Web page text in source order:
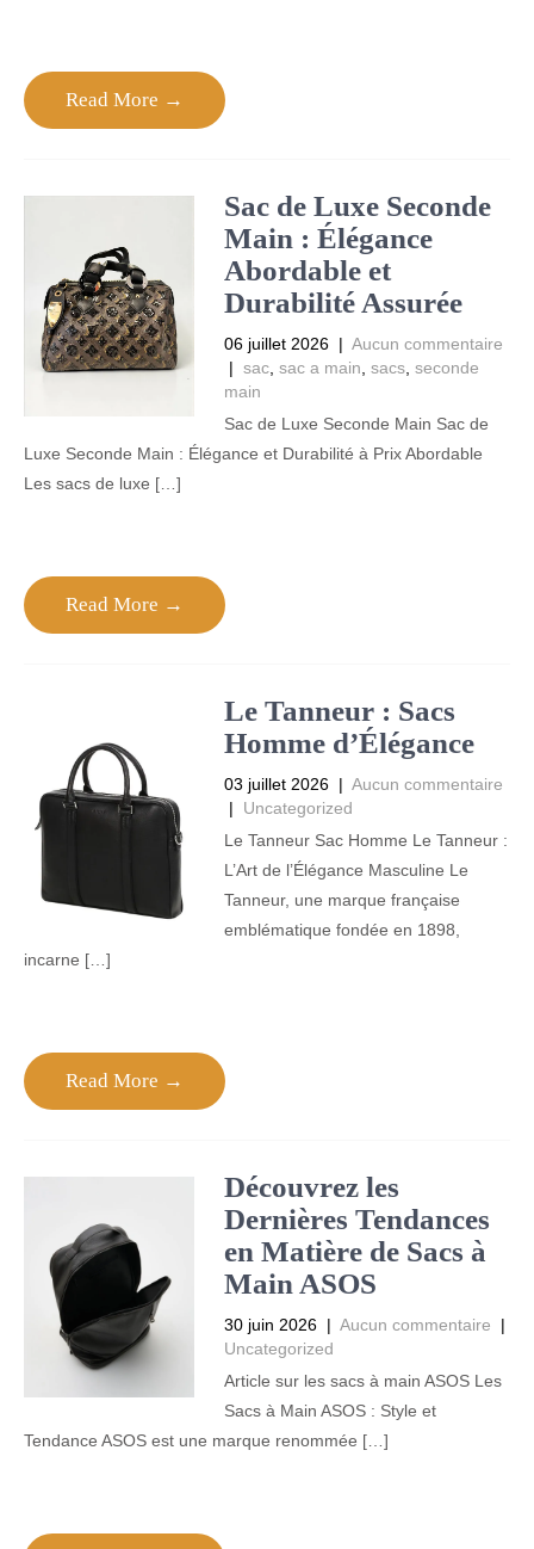
Read More →
Sac de Luxe Seconde
Main : Élégance
Abordable et
Durabilité Assurée
06 juillet 2026 | Aucun commentaire
| sac, sac a main sacs, seconde
main
Sac de Luxe Seconde Main Sac de
Luxe Seconde Main : Élégance et Durabilité à Prix Abordable
Les sacs de luxe […]
Read More →
Le Tanneur : Sacs
Homme d’Élégance
03 juillet 2026 | Aucun commentaire
| Uncategorized
Le Tanneur Sac Homme Le Tanneur :
L’Art de l’Élégance Masculine Le
Tanneur, une marque française
emblématique fondée en 1898,
incarne […]
Read More →
Découvrez les
Dernières Tendances
en Matière de Sacs à
Main ASOS
30 juin 2026 | Aucun commentaire
|
Uncategorized
Article sur les sacs à main ASOS Les
Sacs à Main ASOS : Style et
Tendance ASOS est une marque renommée […]